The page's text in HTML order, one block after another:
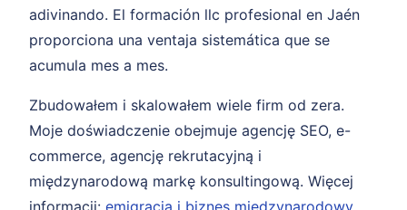
adivinando. El formación llc profesional en Jaén
proporciona una ventaja sistemática que se
acumula mes a mes.
Zbudowałem i skalowałem wiele firm od zera.
Moje doświadczenie obejmuje agencję SEO, e-
commerce, agencję rekrutacyjną i
międzynarodową markę konsultingową. Więcej